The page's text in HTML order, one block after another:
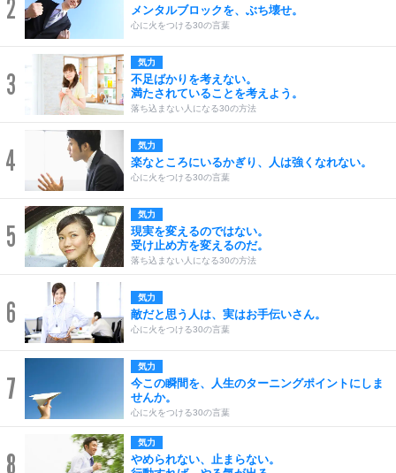
2 メンタルブロックを、ぶち壊せ。
心に火をつける30の言葉
3
気力
不足ばかりを考えない。
満たされていることを考えよう。
落ち込まない人になる30の方法
4 気力
楽なところにいるかぎり、人は強くなれない。
心に火をつける30の言葉
5
気力
現実を変えるのではない。
受け止め方を変えるのだ。
落ち込まない人になる30の方法
6 気力
敵だと思う人は、実はお手伝いさん。
心に火をつける30の言葉
7
気力
今この瞬間を、人生のターニングポイントにしま
せんか。
心に火をつける30の言葉
8
気力
やめられない、止まらない。